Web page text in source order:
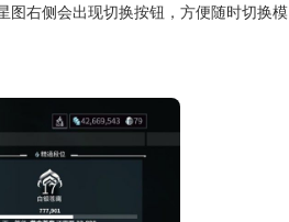
图右侧会出现切换按钮，方便随时切换模